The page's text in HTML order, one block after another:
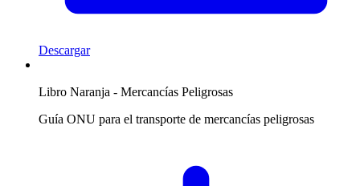
Descargar
Libro Naranja - Mercancías Peligrosas
Guía ONU para el transporte de mercancías peligrosas